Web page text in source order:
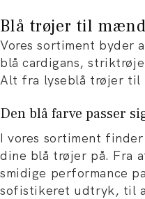
Blå trøjer til mænd
Vores sortiment byder
blå cardigans,
Alt fra lyseblå trøjer til
Den blå farve passer
I vores sortiment
dine blå trøjer på. Fra
smidige performance
sofistikeret udtryk, til